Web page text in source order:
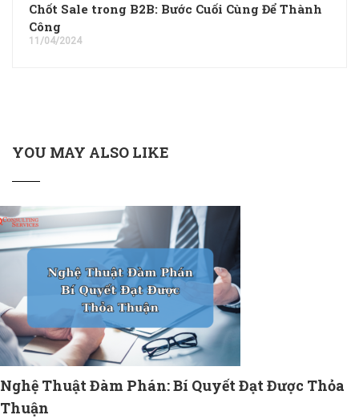
Chốt Sale trong B2B: Bước Cuối Cùng Để Thành
Công
11/04/2024
YOU MAY ALSO LIKE
Nghệ Thuật Đàm Phán: Bí Quyết Đạt Được Thỏa
Thuận